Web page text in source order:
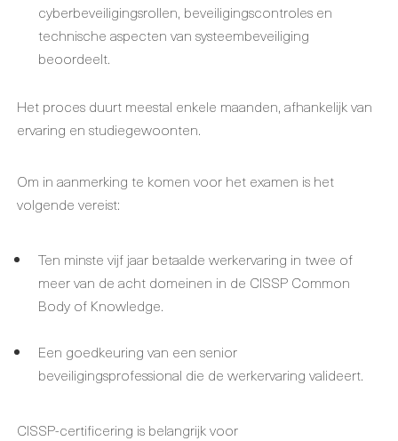
cyberbeveiligingsrollen, beveiligingscontroles en
technische aspecten van systeembeveiliging
beoordeelt.
Het proces duurt meestal enkele maanden, afhankelijk van
ervaring en studiegewoonten.
Om in aanmerking te komen voor het examen is het
volgende vereist:
Ten minste vijf jaar betaalde werkervaring in twee of
meer van de acht domeinen in de CISSP Common
Body of Knowledge.
Een goedkeuring van een senior
beveiligingsprofessional die de werkervaring valideert.
CISSP-certificering is belangrijk voor